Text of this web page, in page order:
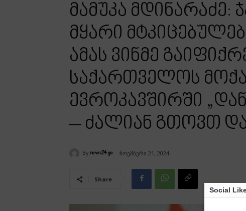
მამუკა
მყარი
ამას ვინმე
საქართველოს
ევროკავშირში
– ძალიან გთოვთ
By news24.ge ნოემბერი 21, 2024
Share
Social